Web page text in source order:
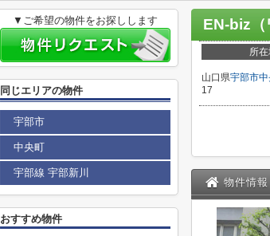
EN-biz（
所
山口県宇部市
17
物件情報
▼ご希望の物件をお探しします
同じエリアの物件
宇部市
中央町
宇部線 宇部新川
おすすめ物件